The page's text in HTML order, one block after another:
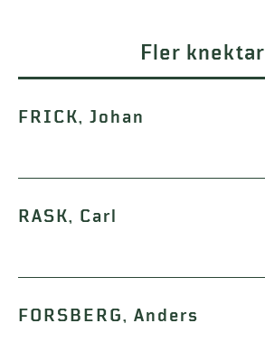
Fler knektar
FRICK, Johan
RASK, Carl
FORSBERG, Anders